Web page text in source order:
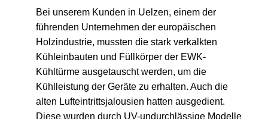
Bei unserem Kunden in Uelzen, einem der
führenden Unternehmen der europäischen
Holzindustrie, mussten die stark verkalkten
Kühleinbauten und Füllkörper der EWK-
Kühltürme ausgetauscht werden, um die
Kühlleistung der Geräte zu erhalten. Auch die
alten Lufteintrittsjalousien hatten ausgedient.
Diese wurden durch UV-undurchlässige Modelle